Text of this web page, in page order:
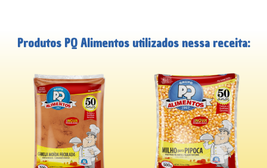
Produtos PQ Alimentos utilizados nessa receita: